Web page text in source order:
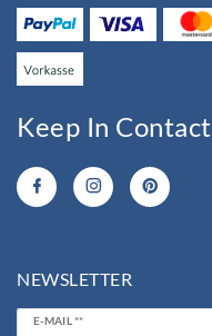
Keep In Contact
NEWSLETTER
E-MAIL **